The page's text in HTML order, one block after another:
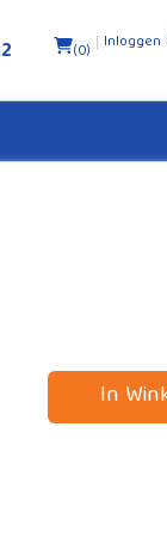
(0) Inloggen
In